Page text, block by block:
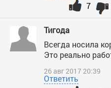
7
Тигода
Всегда носила
Это реально
26 авг 2017 20:39
Ответить